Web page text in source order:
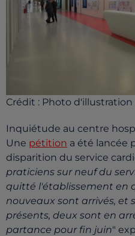
Crédit : Photo d'illustration
Inquiétude au centre
Une pétition a été lancée
disparition du service
praticiens sur neuf du
quitté l'établissement en
nouveaux sont arrivés, et
présents, deux sont en
partance pour fin juin"